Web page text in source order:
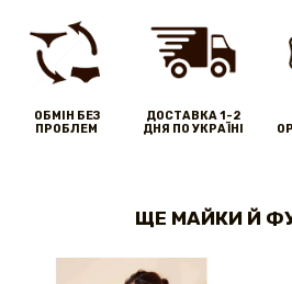
ОБМІН БЕЗ
ПРОБЛЕМ
ДОСТАВКА 1-2
ДНЯ ПО УКРАЇНІ
ЩЕ МАЙКИ Й